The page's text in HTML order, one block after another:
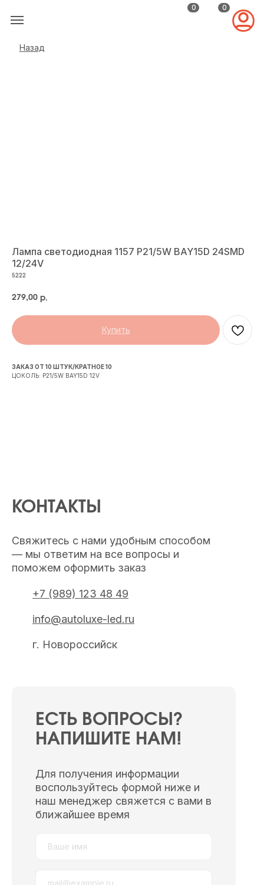
0 0
Назад
Лампа светодиодная 1157 P21/5W BAY15D 24SMD
12/24V
5222
279,00 р.
Купить
ЗАКАЗ ОТ 10 ШТУК/КРАТНОЕ 10
ЦОКОЛЬ: P21/5W BAY15D 12V
КОНТАКТЫ
ЕСТЬ ВОПРОСЫ?
НАПИШИТЕ НАМ!
Свяжитесь с нами удобным способом
— мы ответим на все вопросы и
поможем оформить заказ
Для получения информации
воспользуйтесь формой ниже и
наш менеджер свяжется с вами в
ближайшее время
+7 (989) 123 48 49
info@autoluxe-led.ru
г. Новороссийск